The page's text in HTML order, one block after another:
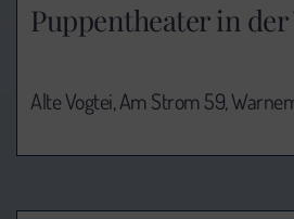
Puppentheater in der
Alte Vogtei, Am Strom 59,